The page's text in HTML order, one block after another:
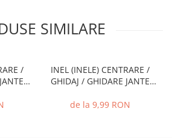
SIMILARE
/
INEL (INELE) CENTRARE /
GHIDAJ / GHIDARE JANTE
de la 9,99 RON